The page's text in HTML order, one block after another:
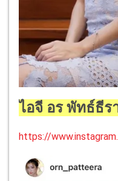
ไอจี อร พัทธ์ธีร
https://